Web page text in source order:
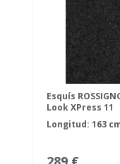
Esquís
Look XPress 11
Longitud: 163